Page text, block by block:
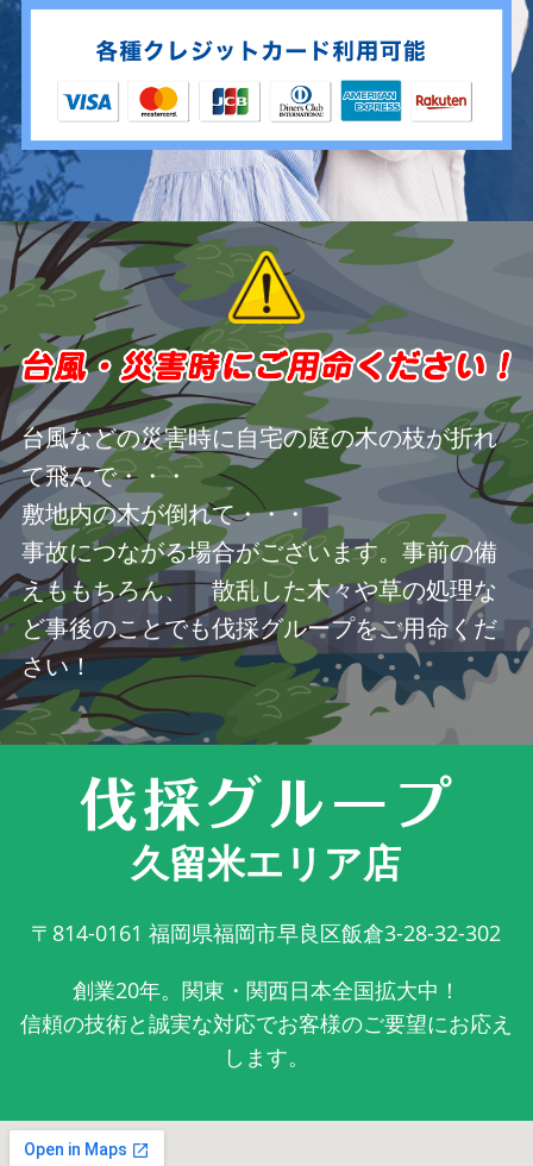
台風などの災害時に自宅の庭の木の枝が折れ
て飛んで・・・
敷地内の木が倒れて・・・
事故につながる場合がございます。事前の備
えももちろん、 散乱した木々や草の処理な
ど事後のことでも伐採グループをご用命くだ
さい！
久留米エリア店
〒814-0161 福岡県福岡市早良区飯倉3-28-32-302
創業20年。関東・関西日本全国拡大中！
信頼の技術と誠実な対応でお客様のご要望にお応え
します。